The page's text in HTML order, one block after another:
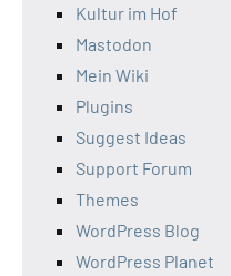
Kultur im Hof
Mastodon
Mein Wiki
Plugins
Suggest Ideas
Support Forum
Themes
WordPress Blog
WordPress Planet